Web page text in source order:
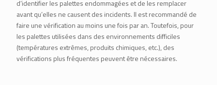
d’identifier les palettes endommagées et de les remplacer
avant qu’elles ne causent des incidents. Il est recommandé de
faire une vérification au moins une fois par an. Toutefois, pour
les palettes utilisées dans des environnements difficiles
(températures extrêmes, produits chimiques, etc.), des
vérifications plus fréquentes peuvent être nécessaires.